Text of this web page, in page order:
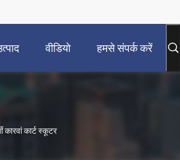
वीडियो हमसे संपर्क करें
कार्ट स्कूटर